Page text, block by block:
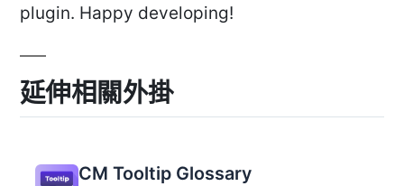
plugin. Happy developing!
延伸相關外掛
CM Tooltip Glossary